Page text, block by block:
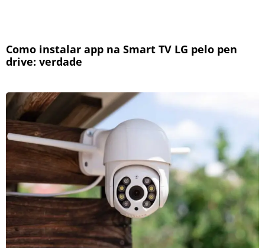
Como instalar app na Smart TV LG pelo pen
drive: verdade